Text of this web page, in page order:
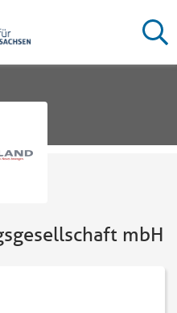
mbH